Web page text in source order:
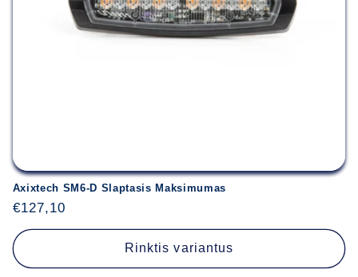
Axixtech SM6-D Slaptasis Maksimumas
Įprasta
kaina
€127,10
Rinktis variantus